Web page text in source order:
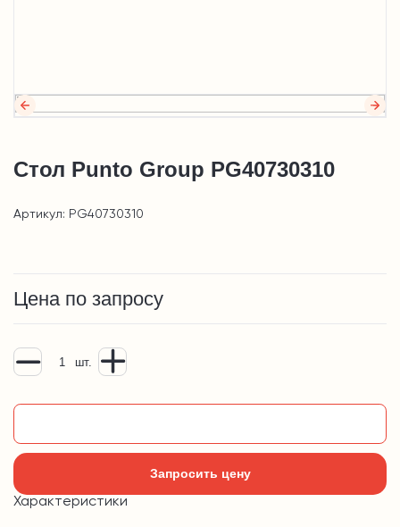
Стол Punto Group PG40730310
Артикул: PG40730310
Цена по запросу
шт.
Запросить цену
Характеристики